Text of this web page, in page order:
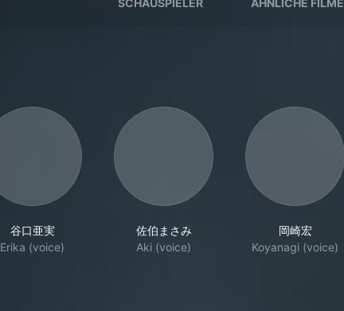
SCHAUSPIELER ÄHNLICHE FILME
谷口亜実
Erika (voice)
佐伯まさみ
Aki (voice)
岡崎宏
Koyanagi (voice)